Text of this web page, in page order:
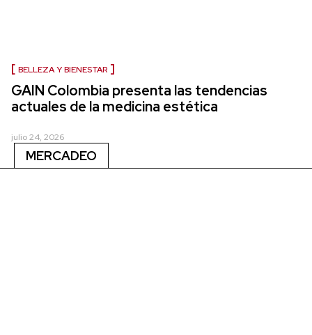
BELLEZA Y BIENESTAR
GAIN Colombia presenta las tendencias
actuales de la medicina estética
julio 24, 2026
MERCADEO